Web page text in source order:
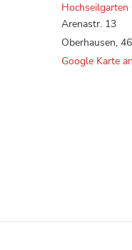
Hochseilgarten
Arenastr. 13
Oberhausen,
Google Karte